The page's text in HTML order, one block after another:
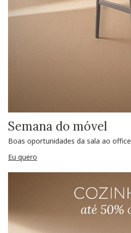
Semana do móvel
Boas oportunidades da sala ao office
Eu quero